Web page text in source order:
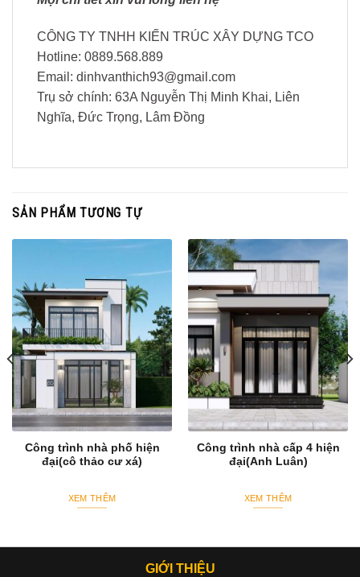
CÔNG TY TNHH KIẾN TRÚC XÂY DỰNG TCO
Hotline: 0889.568.889
Email: dinhvanthich93@gmail.com
Trụ sở chính: 63A Nguyễn Thị Minh Khai, Liên
Nghĩa, Đức Trọng, Lâm Đồng
SẢN PHẨM TƯƠNG TỰ
Công trình nhà phố hiện
đại(cô thảo cư xá)
XEM THÊM
Công trình nhà cấp 4 hiện
đại(Anh Luân)
XEM THÊM
GIỚI THIỆU